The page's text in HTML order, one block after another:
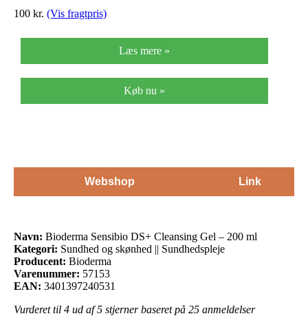
100 kr. (Vis fragtpris)
Læs mere »
Køb nu »
Webshop Link
Navn: Bioderma Sensibio DS+ Cleansing Gel – 200 ml
Kategori: Sundhed og skønhed || Sundhedspleje
Producent: Bioderma
Varenummer: 57153
EAN: 3401397240531
Vurderet til 4 ud af 5 stjerner baseret på 25 anmeldelser